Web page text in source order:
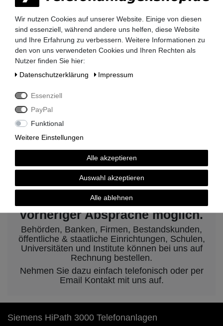
Lieferzeit 2-3 Tage
Rechnungskauf auf Anfrage möglich
Kauf auf Rechnung nach
vorheriger Absprache möglich.
Behörden, Banken, Firmen, Bestandskunden,
öffentliche & staatliche Einrichtungen, Schulen,
Universitäten und Institute können bei uns auf
Rechnung bestellen.
Nehmen Sie dazu einfach telefonisch oder per
Email Kontakt mit uns auf.
Siemens HiPath 3000 Telefonanlagen
Wir nutzen Cookies auf unserer Website. Einige von diesen
sind essenziell, während andere uns helfen, diese Website
und Ihre Erfahrung zu verbessern. Weitere Informationen zu
den von uns verwendeten Cookies und Ihren Rechten als
Nutzer finden Sie hier:
Daten­schutz­erklärung
Impressum
Essenziell
PayPal
Funktional
Weitere Einstellungen
Alle akzeptieren
Auswahl akzeptieren
Alle ablehnen